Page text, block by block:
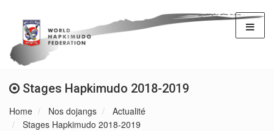
Stages Hapkimudo 2018-2019
Home Nos dojangs
Actualité
Stages Hapkimudo 2018-2019